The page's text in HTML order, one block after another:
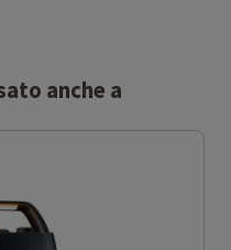
anche a